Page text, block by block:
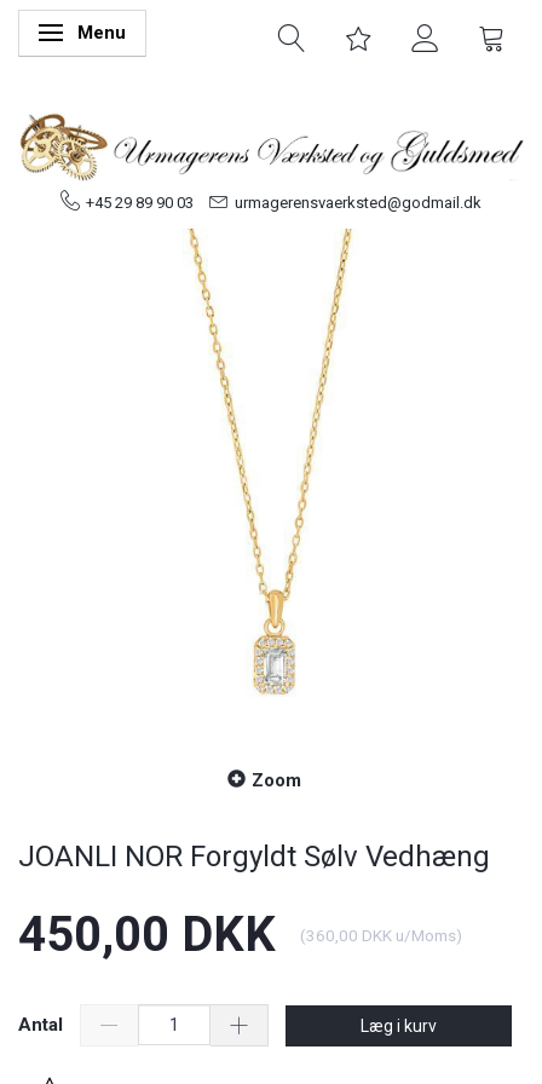
Skifte navigation
Menu
+45 29 89 90 03 urmagerensvaerksted@godmail.dk
Zoom
JOANLI NOR Forgyldt Sølv Vedhæng
450,00 DKK (360,00 DKK u/Moms)
Antal Læg i kurv